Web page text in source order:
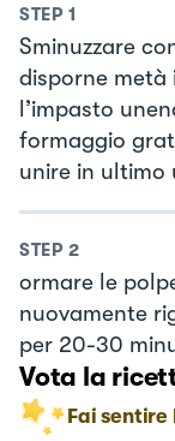
STEP 1
Sminuzzare
disporne metà
l’impasto
formaggio
unire in ultimo
STEP 2
ormare le
nuovamente
per 20-30
Vota la
Fai sentire